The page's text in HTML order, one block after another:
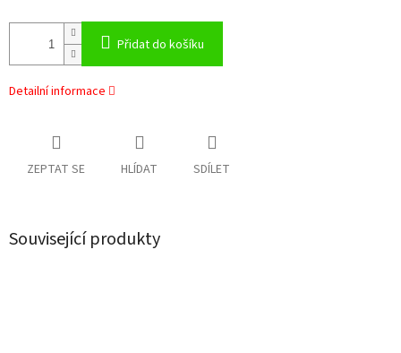
Přidat do košíku
Detailní informace
ZEPTAT SE HLÍDAT SDÍLET
Související produkty